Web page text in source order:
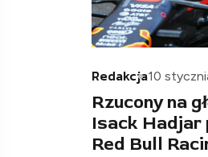
Redakcja10
Rzucony na
Isack Hadjar
Red Bull